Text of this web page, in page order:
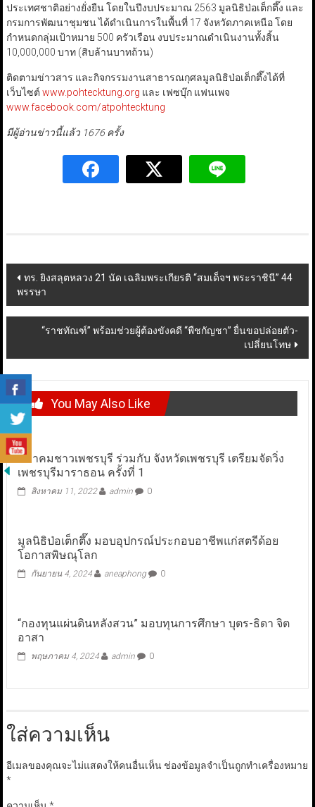
ประเทศชาติอย่างยั่งยืน โดยในปีงบประมาณ 2563 มูลนิธิป่อเต็กตึ๊ง และ
กรมการพัฒนาชุมชน ได้ดำเนินการในพื้นที่ 17 จังหวัดภาคเหนือ โดย
กำหนดกลุ่มเป้าหมาย 500 ครัวเรือน งบประมาณดำเนินงานทั้งสิ้น
10,000,000 บาท (สิบล้านบาทถ้วน)
ติดตามข่าวสาร และกิจกรรมงานสาธารณกุศลมูลนิธิป่อเต็กตึ๊งได้ที่
เว็บไซต์ www.pohtecktung.org และ เฟซบุ๊ก แฟนเพจ
www.facebook.com/atpohtecktung
มีผู้อ่านข่าวนี้แล้ว 1676 ครั้ง
Post
navigation
ทร. ยิงสลุตหลวง 21 นัด เฉลิมพระเกียรติ “สมเด็จฯ พระราชินี” 44
พรรษา
“ราชทัณฑ์” พร้อมช่วยผู้ต้องขังคดี “พืชกัญชา” ยื่นขอปล่อยตัว-
เปลี่ยนโทษ
You May Also Like
สมาคมชาวเพชรบุรี ร่วมกับ จังหวัดเพชรบุรี เตรียมจัดวิ่ง
เพชรบุรีมาราธอน ครั้งที่ 1
สิงหาคม 11, 2022 admin 0
มูลนิธิป่อเต็กตึ๊ง มอบอุปกรณ์ประกอบอาชีพแก่สตรีด้อย
โอกาสพิษณุโลก
กันยายน 4, 2024 aneaphong 0
“กองทุนแผ่นดินหลังสวน” มอบทุนการศึกษา บุตร-ธิดา จิต
อาสา
พฤษภาคม 4, 2024 admin 0
ใส่ความเห็น
อีเมลของคุณจะไม่แสดงให้คนอื่นเห็น ช่องข้อมูลจำเป็นถูกทำเครื่องหมาย
*